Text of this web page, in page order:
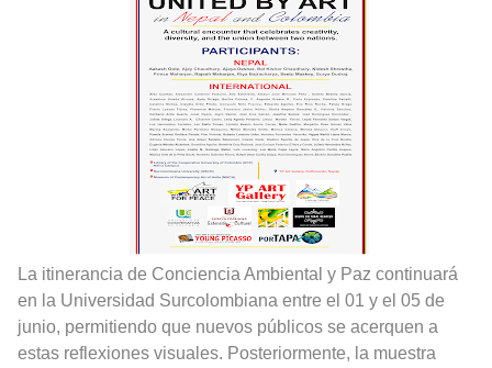
La itinerancia de Conciencia Ambiental y Paz continuará
en la Universidad Surcolombiana entre el 01 y el 05 de
junio, permitiendo que nuevos públicos se acerquen a
estas reflexiones visuales. Posteriormente, la muestra